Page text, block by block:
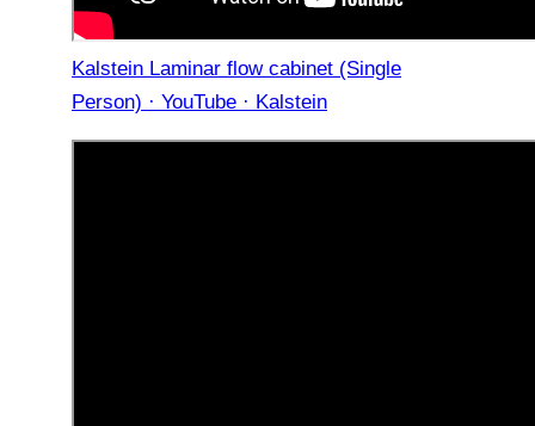
Kalstein Laminar flow cabinet (Single
Person) · YouTube · Kalstein